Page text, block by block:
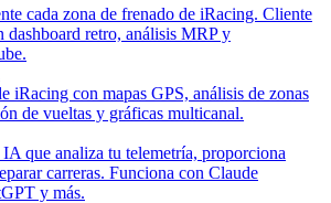
cada zona de frenado de iRacing. Cliente
dashboard retro, análisis MRP y
iRacing con mapas GPS, análisis de zonas
de vueltas y gráficas multicanal.
que analiza tu telemetría, proporciona
carreras. Funciona con Claude
y más.